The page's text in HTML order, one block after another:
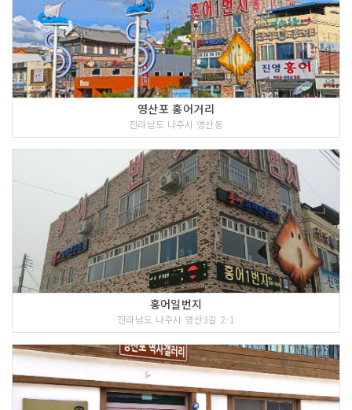
영산포 홍어거리
전라남도 나주시 영산동
홍어일번지
전라남도 나주시 영산3길 2-1